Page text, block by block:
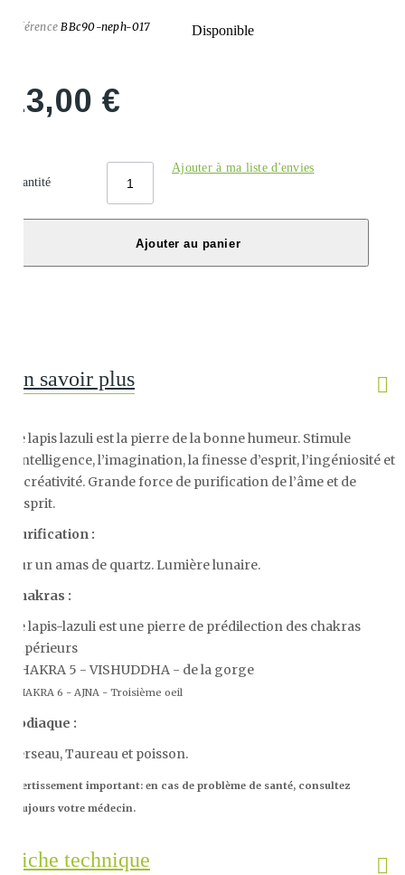
RéférenceBBc90-neph-017 Disponible
13,00 €
Quantité
Ajouter à ma liste d'envies
Ajouter au panier
En savoir plus
Lelapis lazuli est la pierre de la bonne humeur. Stimule
l’intelligence, l’imagination, la finesse d’esprit, l’ingéniosité et
la créativité. Grande force de purification de l’âme et de
l’esprit.
Purification :
Sur un amas de quartz. Lumière lunaire.
Chakras :
Le lapis-lazuli est une pierre de prédilection des chakras
supérieurs
CHAKRA 5 - VISHUDDHA - de la gorge
CHAKRA 6 - AJNA - Troisième oeil
Zodiaque :
Verseau, Taureau et poisson.
Avertissement important: en cas de problème de santé, consultez
toujours votre médecin.
Fiche technique